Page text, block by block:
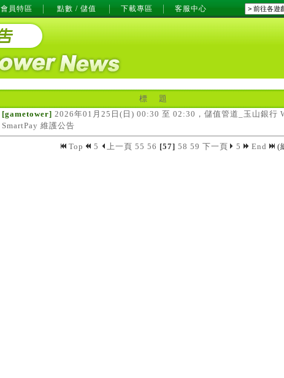
會員特區 點數 / 儲值 下載專區 客服中心
標 題
[gametower] 2026年01月25日(日) 00:30 至 02:30，儲值管道_玉山銀行
SmartPay 維護公告
Top 5 上一頁 55 56 [57] 58 59 下一頁 5 End (